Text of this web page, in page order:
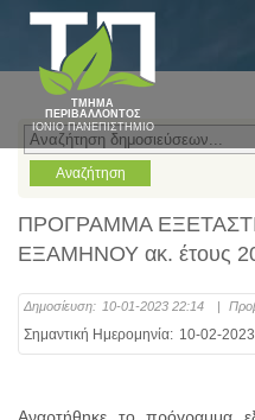
ΤΜΗΜΑ
ΠΕΡΙΒΑΛΛΟΝΤΟΣ
ΙΟΝΙΟ ΠΑΝΕΠΙΣΤΗΜΙΟ
ΠΡΟΓΡΑΜΜΑ
ΕΞΑΜΗΝΟΥ ακ. έτους
Δημοσίευση: 10-01-2023 22:14 |
Σημαντική Ημερομηνία: 10-02-2023